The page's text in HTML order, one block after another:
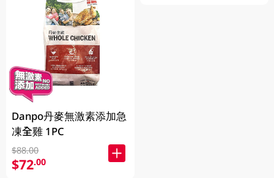
Danpo丹麥無激素添加急
凍全雞 1PC
$88.00
$72.00